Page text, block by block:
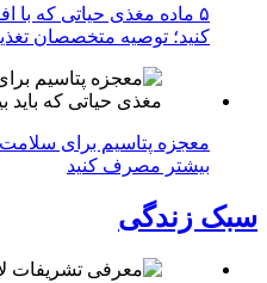
۵ ماده مغذی حیاتی که
کنید؛ توصیه متخصصان
معجزه پتاسیم برای سلامت
بیشتر مصرف کنید
سبک زندگی